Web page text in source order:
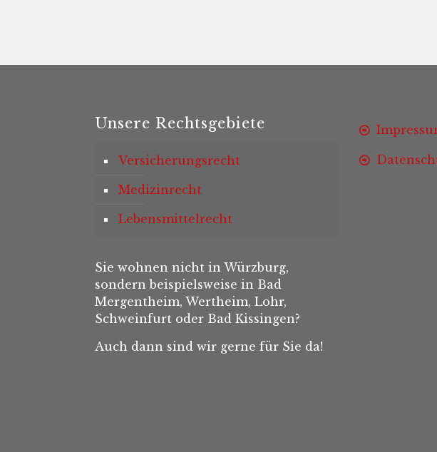
Unsere Rechtsgebiete
Versicherungsrecht
Medizinrecht
Lebensmittelrecht
Sie wohnen nicht in Würzburg,
sondern beispielsweise in Bad
Mergentheim, Wertheim, Lohr,
Schweinfurt oder Bad Kissingen?
Auch dann sind wir gerne für Sie da!